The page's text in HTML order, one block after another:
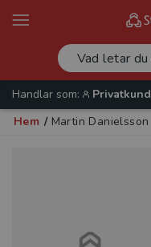
Handlar som:
Privatkund
Hem / Martin Danielsson